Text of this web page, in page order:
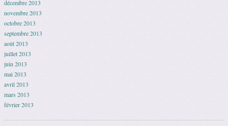
décembre 2013
novembre 2013
octobre 2013
septembre 2013
août 2013
juillet 2013
juin 2013
mai 2013
avril 2013
mars 2013
février 2013